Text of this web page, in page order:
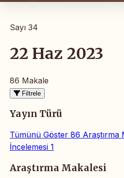
Sayı 34
22 Haz 2023
86 Makale
Filtrele
Yayın Türü
Tümünü Göster 86 Araştırma
İncelemesi 1
Makaleler
Araştırma Makalesi